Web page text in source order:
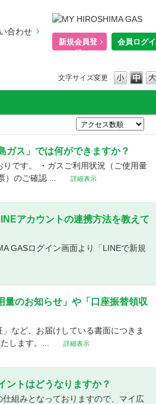
合わせ
新規会員登
録
会員ログイ
ン
文字サイズ変更
ガス」では何ができますか？
です。 ・ガスご利用状況（ご使用量
）のご確認 ...
詳細表示
アカウントの連携方法を教えて
GASログイン画面より「LINEで新規
量のお知らせ」や「口座振替領収
など、お届けしている書面につきま
します。...
詳細表示
ントはどうなりますか？
組みとなっておりますので、マイ広